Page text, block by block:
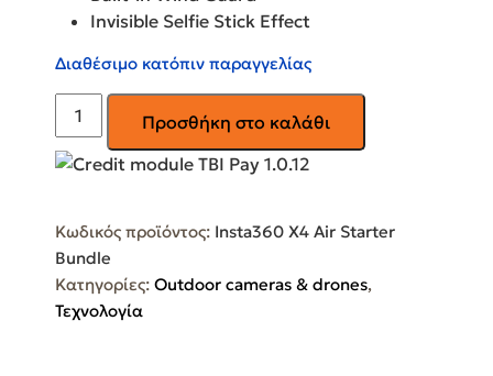
Invisible Selfie Stick Effect
Διαθέσιμο κατόπιν παραγγελίας
Action
Camera
8K
Υποβρύχια
με
Οθόνη
Αφής
Προσθήκη στο καλάθι
Κωδικός προϊόντος: Insta360 X4 Air Starter
Bundle
Κατηγορίες: Outdoor cameras & drones,
Τεχνολογία